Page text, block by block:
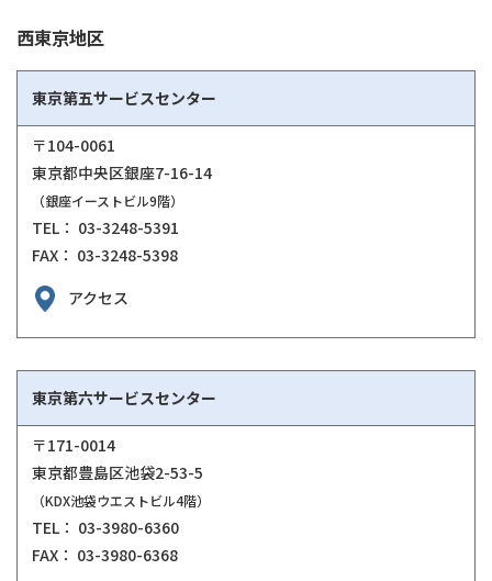
西東京地区
東京第五サービスセンター
〒104-0061
東京都中央区銀座7-16-14
（銀座イーストビル9階）
TEL： 03-3248-5391
FAX： 03-3248-5398
アクセス
東京第六サービスセンター
〒171-0014
東京都豊島区池袋2-53-5
（KDX池袋ウエストビル4階）
TEL： 03-3980-6360
FAX： 03-3980-6368